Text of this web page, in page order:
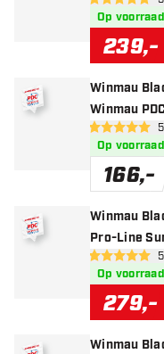
5 score
Op voorraad
239,-
Winmau
Winmau
5 score
Op voorraad
166,-
Winmau
Pro-Line
5 score
Op voorraad
279,-
Winmau